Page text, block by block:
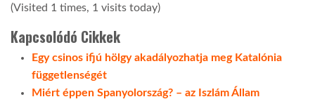
(Visited 1 times, 1 visits today)
Kapcsolódó Cikkek
Egy csinos ifjú hölgy akadályozhatja meg Katalónia
függetlenségét
Miért éppen Spanyolország? – az Iszlám Állam